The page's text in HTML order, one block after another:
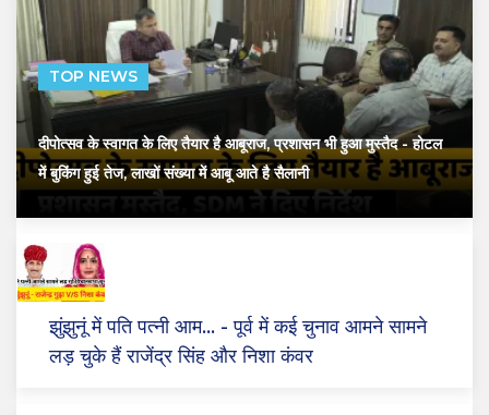
TOP NEWS
दीपोत्सव के स्वागत के लिए तैयार है आबूराज, प्रशासन भी हुआ मुस्तैद- होटल
में बुकिंग हुई तेज, लाखों संख्या में आबू आते है सैलानी
झुंझुनूं में पति पत्नी आम... - पूर्व में कई चुनाव आमने सामने
लड़ चुके हैं राजेंद्र सिंह और निशा कंवर